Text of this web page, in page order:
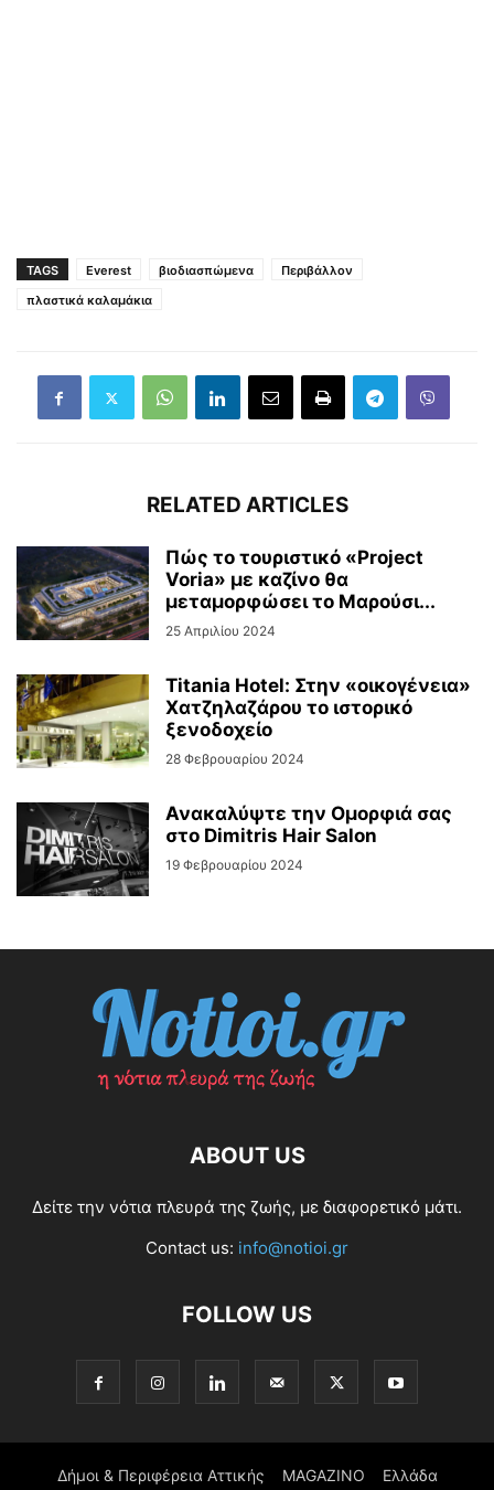
TAGS Everest βιοδιασπώμενα
Περιβάλλον
πλαστικά καλαμάκια
RELATED ARTICLES
Πώς το τουριστικό «Project
Voria» με καζίνο θα
μεταμορφώσει το Μαρούσι...
25 Απριλίου 2024
Titania Hotel: Στην «οικογένεια»
Χατζηλαζάρου το ιστορικό
ξενοδοχείο
28 Φεβρουαρίου 2024
Ανακαλύψτε την Ομορφιά σας
στο Dimitris Hair Salon
19 Φεβρουαρίου 2024
ABOUT US
Δείτε την νότια πλευρά της ζωής, με διαφορετικό μάτι.
Contact us: info@notioi.gr
FOLLOW US
Δήμοι & Περιφέρεια Αττικής MAGAZINO Ελλάδα